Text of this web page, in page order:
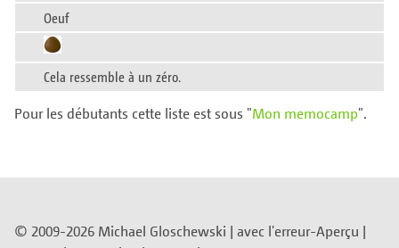
Oeuf
Cela ressemble à un zéro.
Pour les débutants cette liste est sous "Mon memocamp".
© 2009-2026 Michael Gloschewski | avec l'erreur-Aperçu |